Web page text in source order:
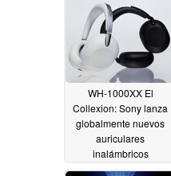
WH-1000XX El
Collexion: Sony lanza
globalmente nuevos
auriculares
inalámbricos
ultrapremium05/20/2026